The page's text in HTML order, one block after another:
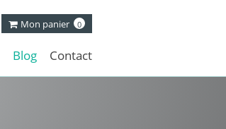
Mon panier 0
Blog Contact